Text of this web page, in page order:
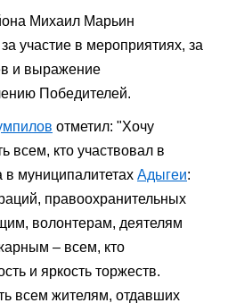
Михаил Марьин
участие в мероприятиях, за
и выражение
Победителей.
отметил: "Хочу
всем, кто участвовал в
в муниципалитетах Адыгеи:
правоохранительных
волонтерам, деятелям
– всем, кто
и яркость торжеств.
всем жителям, отдавших